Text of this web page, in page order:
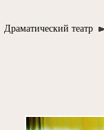
Драматический театр